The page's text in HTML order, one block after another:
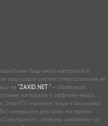
будь-яких матеріалів в
пошукових систем гіперпосилання не
на "ZAXID.NET "— обов’язкові.
матеріалів у оффлайн-медіа,
SmartTV можливе лише з письмової
комерційні рекламні матеріали
«Новини компаній» чи